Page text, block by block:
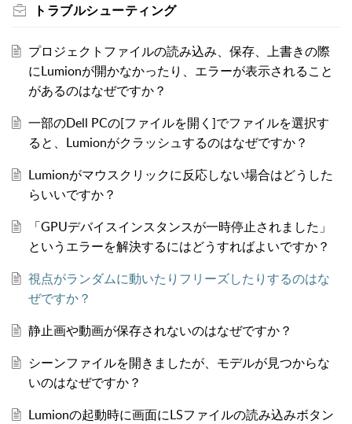
トラブルシューティング
プロジェクトファイルの読み込み、保存、上書きの際
にLumionが開かなかったり、エラーが表示されること
があるのはなぜですか？
一部のDell PCの[ファイルを開く]でファイルを選択す
ると、Lumionがクラッシュするのはなぜですか？
Lumionがマウスクリックに反応しない場合はどうした
らいいですか？
「GPUデバイスインスタンスが一時停止されました」
というエラーを解決するにはどうすればよいですか？
視点がランダムに動いたりフリーズしたりするのはな
ぜですか？
静止画や動画が保存されないのはなぜですか？
シーンファイルを開きましたが、モデルが見つからな
いのはなぜですか？
Lumionの起動時に画面にLSファイルの読み込みボタン